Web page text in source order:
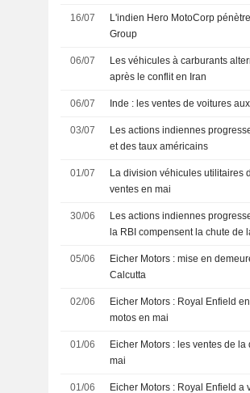
16/07
L'indien Hero MotoCorp
Group
06/07
Les véhicules à carburants
après le conflit en Iran
06/07 Inde : les ventes de voitures
03/07
Les actions indiennes
et des taux américains
01/07
La division véhicules utilitaires
ventes en mai
30/06
Les actions indiennes
la RBI compensent la chute de
05/06
Eicher Motors : mise en
Calcutta
02/06
Eicher Motors : Royal Enfield
motos en mai
01/06
Eicher Motors : les ventes de
mai
01/06 Eicher Motors : Royal Enfield a